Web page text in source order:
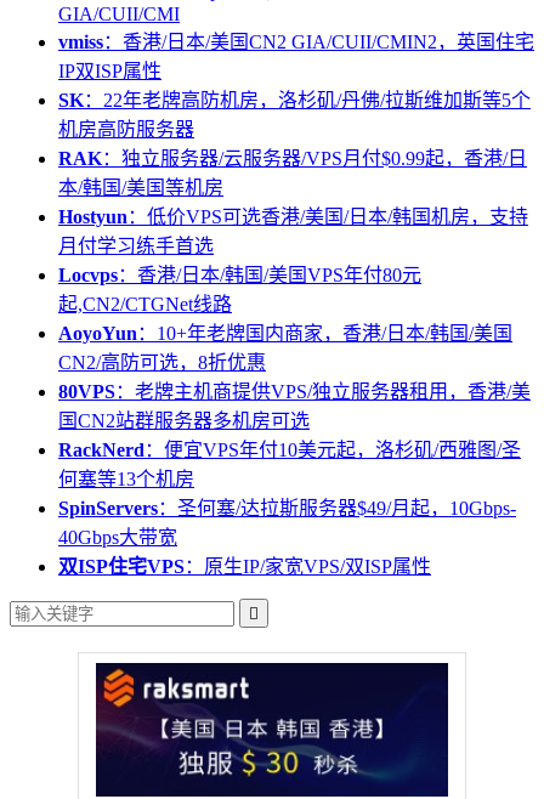
GIA/CUII/CMI
vmiss：香港/日本/美国CN2 GIA/CUII/CMIN2，英国住宅
IP双ISP属性
SK：22年老牌高防机房，洛杉矶/丹佛/拉斯维加斯等5个
机房高防服务器
RAK：独立服务器/云服务器/VPS月付$0.99起，香港/日
本/韩国/美国等机房
Hostyun ：低价VPS可选香港/美国/日本/韩国机房，支持
月付学习练手首选
Locvps：香港/日本/韩国/美国VPS年付80元
起,CN2/CTGNet线路
AoyoYun ：10+年老牌国内商家，香港/日本/韩国/美国
CN2/高防可选，8折优惠
80VPS：老牌主机商提供VPS/独立服务器租用，香港/美
国CN2站群服务器多机房可选
RackNerd ：便宜VPS年付10美元起，洛杉矶/西雅图/圣
何塞等13个机房
SpinServers：圣何塞/达拉斯服务器$49/月起，10Gbps-
40Gbps大带宽
双ISP住宅VPS：原生IP/家宽VPS/双ISP属性
